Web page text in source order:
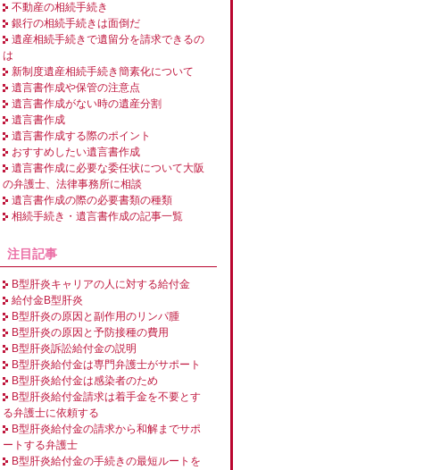
不動産の相続手続き
銀行の相続手続きは面倒だ
遺産相続手続きで遺留分を請求できるの
は
新制度遺産相続手続き簡素化について
遺言書作成や保管の注意点
遺言書作成がない時の遺産分割
遺言書作成
遺言書作成する際のポイント
おすすめしたい遺言書作成
遺言書作成に必要な委任状について大阪
の弁護士、法律事務所に相談
遺言書作成の際の必要書類の種類
相続手続き・遺言書作成の記事一覧
注目記事
B型肝炎キャリアの人に対する給付金
給付金B型肝炎
B型肝炎の原因と副作用のリンパ腫
B型肝炎の原因と予防接種の費用
B型肝炎訴訟給付金の説明
B型肝炎給付金は専門弁護士がサポート
B型肝炎給付金は感染者のため
B型肝炎給付金請求は着手金を不要とす
る弁護士に依頼する
B型肝炎給付金の請求から和解までサポ
ートする弁護士
B型肝炎給付金の手続きの最短ルートを